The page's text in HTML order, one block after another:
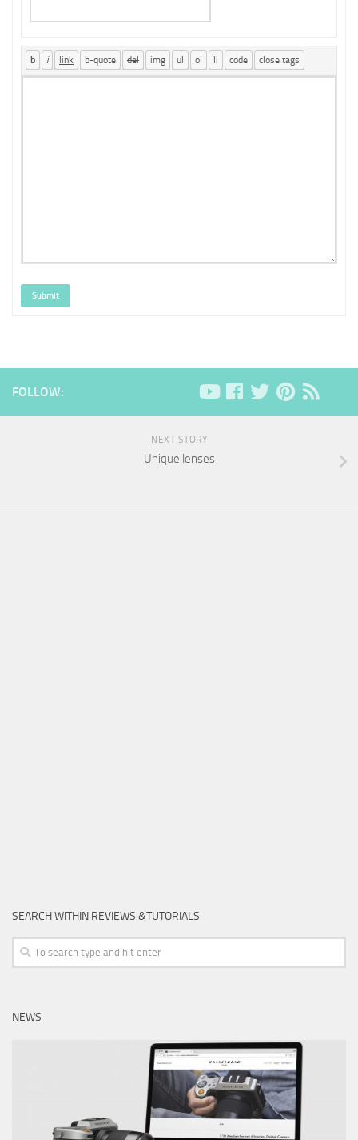
Submit
FOLLOW:
NEXT STORY
Unique lenses
SEARCH WITHIN REVIEWS &TUTORIALS
NEWS